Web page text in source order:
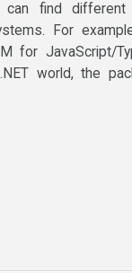
can find
For
for JavaScript/
world, the